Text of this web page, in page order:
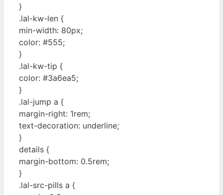
}
.lal-kw-len {
min-width: 80px;
color: #555;
}
.lal-kw-tip {
color: #3a6ea5;
}
.lal-jump a {
margin-right: 1rem;
text-decoration: underline;
}
details {
margin-bottom: 0.5rem;
}
.lal-src-pills a {